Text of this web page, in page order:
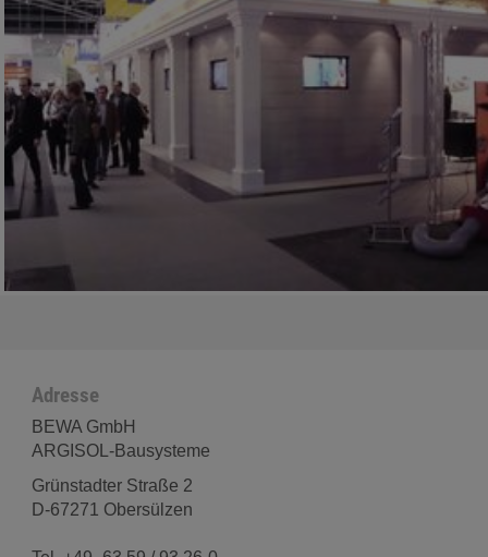
Adresse
BEWA GmbH
ARGISOL-Bausysteme
Grünstadter Straße 2
D-67271 Obersülzen